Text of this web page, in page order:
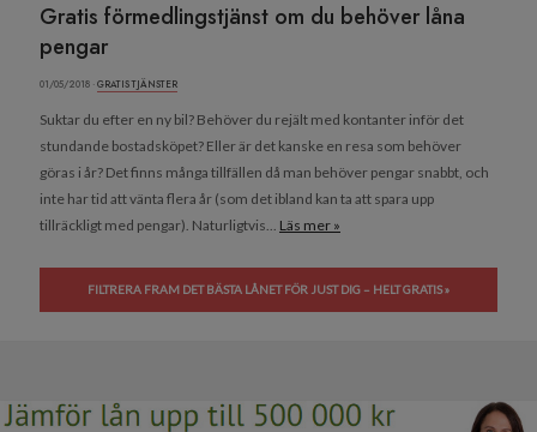
Gratis förmedlingstjänst om du behöver låna
pengar
01/05/2018 ·GRATIS TJÄNSTER
Suktar du efter en ny bil? Behöver du rejält med kontanter inför det
stundande bostadsköpet? Eller är det kanske en resa som behöver
göras i år? Det finns många tillfällen då man behöver pengar snabbt, och
inte har tid att vänta flera år (som det ibland kan ta att spara upp
tillräckligt med pengar). Naturligtvis... Läs mer »
FILTRERA FRAM DET BÄSTA LÅNET FÖR JUST DIG – HELT GRATIS »